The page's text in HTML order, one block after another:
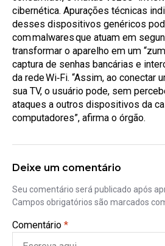
cibernética. Apurações técnicas
desses dispositivos genéricos
com malwares que atuam em
transformar o aparelho em um
captura de senhas bancárias e
da rede Wi‑Fi. “Assim, ao conectar
sua TV, o usuário pode, sem
ataques a outros dispositivos da
computadores”, afirma o órgão.
Deixe um comentário
Seu comentário será publicado após
Campos obrigatórios são marcados
Comentário *